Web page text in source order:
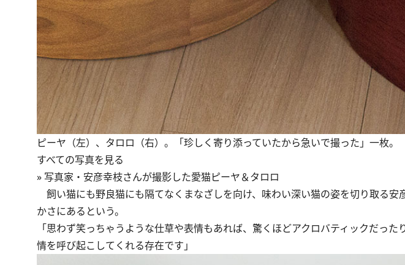
ピーヤ（左）、タロロ（右）。「珍しく寄り添っていたから急いで撮った」一枚。
すべての写真を見る
»写真家・安彦幸枝さんが撮影した愛猫ピーヤ＆タロロ
飼い猫にも野良猫にも隔てなくまなざしを向け、味わい深い猫の姿を切り取る
かさにあるという。
「思わず笑っちゃうような仕草や表情もあれば、驚くほどアクロバティックだっ
情を呼び起こしてくれる存在です」